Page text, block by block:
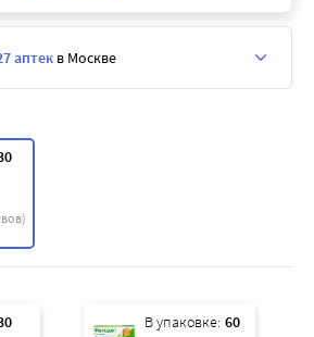
В упаковке: 60
аптек в Москве